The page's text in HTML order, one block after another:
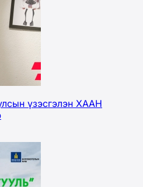
үзэсгэлэн ХААН